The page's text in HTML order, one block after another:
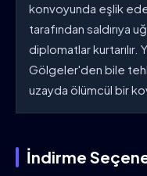
konvoyunda eşlik
tarafından saldırıya
diplomatlar kurtarılır.
Gölgeler'den bile
uzayda ölümcül bir
İndirme